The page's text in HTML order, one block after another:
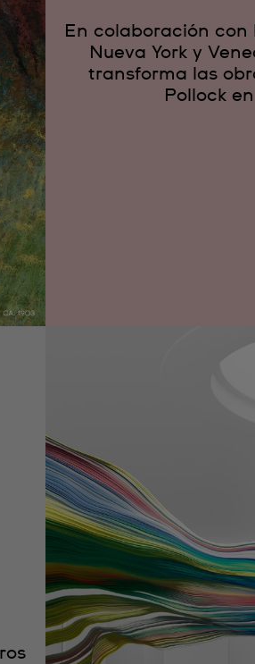
En colaboración con
Nueva York y
transforma las
Pollock